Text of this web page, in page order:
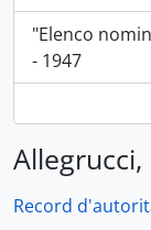
"Elenco
- 1947
Record